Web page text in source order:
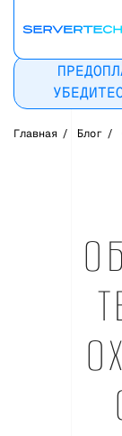
Главная / Блог /